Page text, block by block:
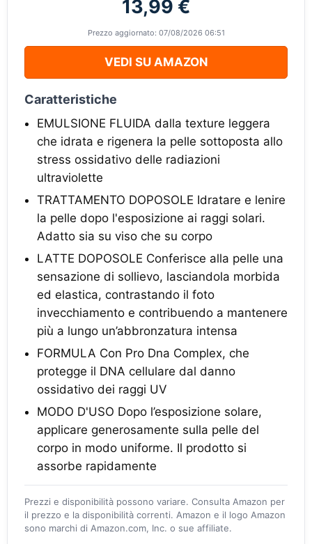
13,99 €
Prezzo aggiornato: 07/08/2026 06:51
VEDI SU AMAZON
Caratteristiche
EMULSIONE FLUIDA dalla texture leggera
che idrata e rigenera la pelle sottoposta allo
stress ossidativo delle radiazioni
ultraviolette
TRATTAMENTO DOPOSOLE Idratare e lenire
la pelle dopo l'esposizione ai raggi solari.
Adatto sia su viso che su corpo
LATTE DOPOSOLE Conferisce alla pelle una
sensazione di sollievo, lasciandola morbida
ed elastica, contrastando il foto
invecchiamento e contribuendo a mantenere
più a lungo un’abbronzatura intensa
FORMULA Con Pro Dna Complex, che
protegge il DNA cellulare dal danno
ossidativo dei raggi UV
MODO D'USO Dopo l’esposizione solare,
applicare generosamente sulla pelle del
corpo in modo uniforme. Il prodotto si
assorbe rapidamente
Prezzi e disponibilità possono variare. Consulta Amazon per
il prezzo e la disponibilità correnti. Amazon e il logo Amazon
sono marchi di Amazon.com, Inc. o sue affiliate.